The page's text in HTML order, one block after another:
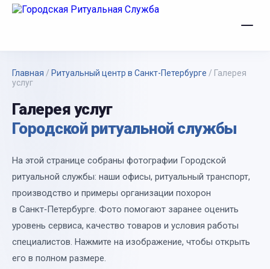
Главная / Ритуальный центр в Санкт-Петербурге / Галерея
услуг
Галерея услуг
Городской ритуальной службы
На этой странице собраны фотографии Городской
ритуальной службы: наши офисы, ритуальный транспорт,
производство и примеры организации похорон
в Санкт‑Петербурге. Фото помогают заранее оценить
уровень сервиса, качество товаров и условия работы
специалистов. Нажмите на изображение, чтобы открыть
его в полном размере.